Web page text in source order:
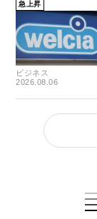
急上昇
ビジネス
2026.08.06